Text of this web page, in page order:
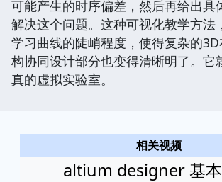
可能产生的时序偏差，然后再给出具
解决这个问题。这种可视化教学方法
学习曲线的陡峭程度，使得复杂的
构协同设计部分也变得清晰明了。它
真的虚拟实验室。
相关视频
altium designer 基